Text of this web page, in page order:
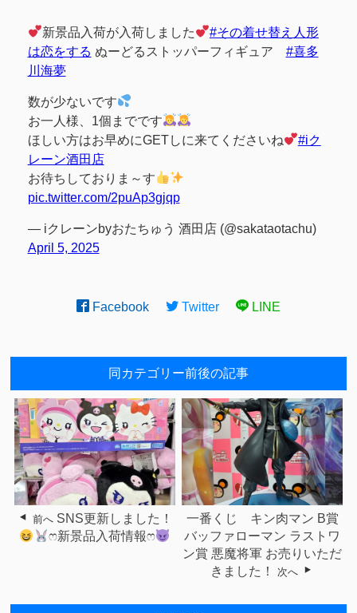
新景品入荷が入荷しました
#その着せ替え人形
は恋をする ぬーどるストッパーフィギュア #喜多
川海夢
数が少ないです
お一人様、1個までです
ほしい方はお早めにGETしに来てくださいね
#iク
レーン酒田店
お待ちしておりま～す
pic.twitter.com/2puAp3gjqp
— iクレーンbyおたちゅう 酒田店 (@sakataotachu)
April 5, 2025
Facebook Twitter LINE
同カテゴリー前後の記事
前へ SNS更新しました！
ෆ新景品入荷情報ෆ
一番くじ キン肉マン B賞
バッファローマン ラストワ
ン賞 悪魔将軍 お売りいただ
きました！
次へ